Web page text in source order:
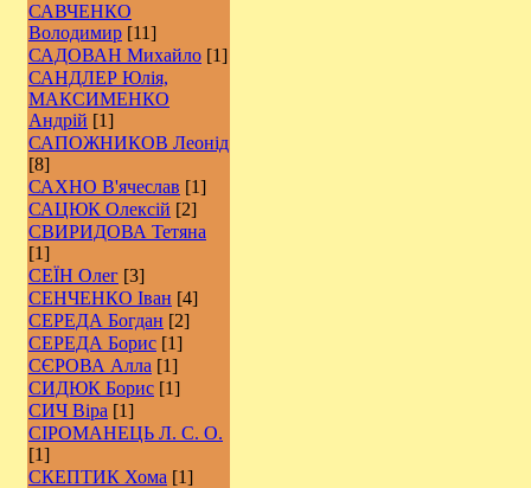
САВЧЕНКО
Володимир [11]
САДОВАН Михайло [1]
САНДЛЕР Юлія,
МАКСИМЕНКО
Андрій [1]
САПОЖНИКОВ Леонід
[8]
САХНО В'ячеслав [1]
САЦЮК Олексій [2]
СВИРИДОВА Тетяна
[1]
СЕЇН Олег [3]
СЕНЧЕНКО Іван [4]
СЕРЕДА Богдан [2]
СЕРЕДА Борис [1]
СЄРОВА Алла [1]
СИДЮК Борис [1]
СИЧ Віра [1]
СІРОМАНЕЦЬ Л. С. О.
[1]
СКЕПТИК Хома [1]